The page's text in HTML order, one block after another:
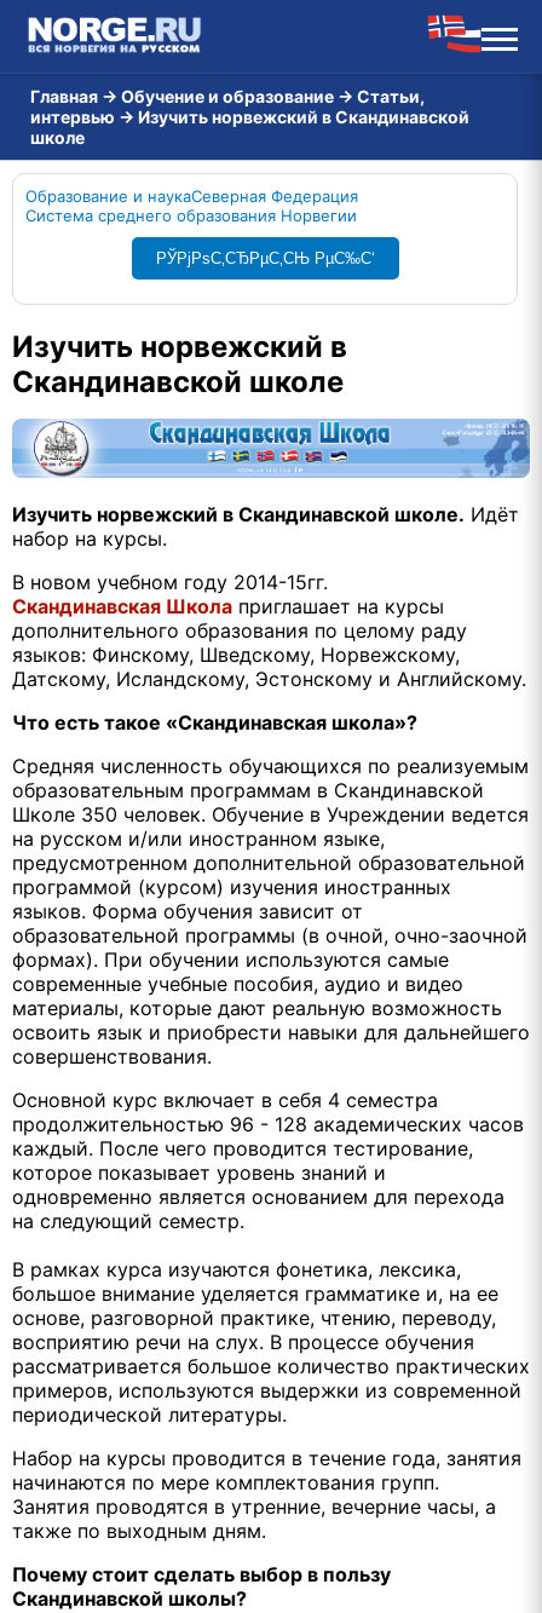
Главная → Обучение и образование → Статьи,
интервью → Изучить норвежский в Скандинавской
школе
Образование и наукаСеверная Федерация
Система среднего образования Норвегии
РЎРјРѕС‚СЂРµС‚СЊ РµС‰С‘
Изучить норвежский в
Скандинавской школе
Изучить норвежский в Скандинавской школе. Идёт
набор на курсы.
В новом учебном году 2014-15гг.
Скандинавская Школа приглашает на курсы
дополнительного образования по целому раду
языков: Финскому, Шведскому, Норвежскому,
Датскому, Исландскому, Эстонскому и Английскому.
Что есть такое «Скандинавская школа»?
Средняя численность обучающихся по реализуемым
образовательным программам в Скандинавской
Школе 350 человек. Обучение в Учреждении ведется
на русском и/или иностранном языке,
предусмотренном дополнительной образовательной
программой (курсом) изучения иностранных
языков. Форма обучения зависит от
образовательной программы (в очной, очно-заочной
формах). При обучении используются самые
современные учебные пособия, аудио и видео
материалы, которые дают реальную возможность
освоить язык и приобрести навыки для дальнейшего
совершенствования.
Основной курс включает в себя 4 семестра
продолжительностью 96 - 128 академических часов
каждый. После чего проводится тестирование,
которое показывает уровень знаний и
одновременно является основанием для перехода
на следующий семестр.
В рамках курса изучаются фонетика, лексика,
большое внимание уделяется грамматике и, на ее
основе, разговорной практике, чтению, переводу,
восприятию речи на слух. В процессе обучения
рассматривается большое количество практических
примеров, используются выдержки из современной
периодической литературы.
Набор на курсы проводится в течение года, занятия
начинаются по мере комплектования групп.
Занятия проводятся в утренние, вечерние часы, а
также по выходным дням.
Почему стоит сделать выбор в пользу
Скандинавской школы?